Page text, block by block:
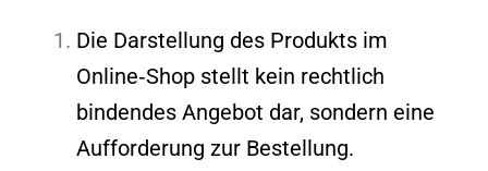
Die Darstellung des Produkts im
Online‑Shop stellt kein rechtlich
bindendes Angebot dar, sondern eine
Aufforderung zur Bestellung.